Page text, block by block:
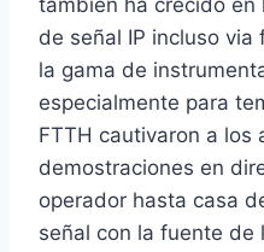
también ha crecido en
de señal IP incluso
la gama de
especialmente para
FTTH cautivaron a los
demostraciones en
operador hasta casa
señal con la fuente de